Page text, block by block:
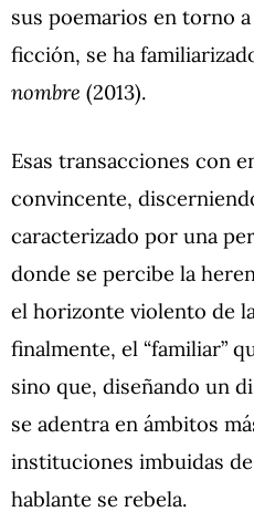
sus poemarios en torno
ficción, se ha
nombre (2013).
Esas transacciones con
convincente,
caracterizado por una
donde se percibe la
el horizonte violento de
finalmente, el “familiar”
sino que, diseñando un
se adentra en ámbitos
instituciones imbuidas
hablante se rebela.